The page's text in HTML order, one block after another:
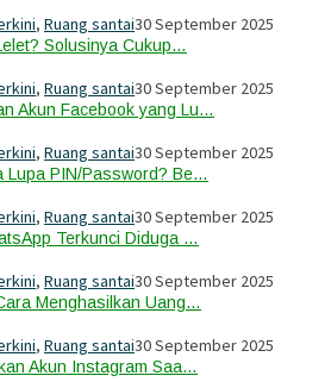
, Ruang santai30 September 2025
Solusinya Cukup…
, Ruang santai30 September 2025
Akun Facebook yang Lu…
, Ruang santai30 September 2025
Lupa PIN/Password? Be…
, Ruang santai30 September 2025
Terkunci Diduga …
, Ruang santai30 September 2025
Menghasilkan Uang…
, Ruang santai30 September 2025
Akun Instagram Saa…